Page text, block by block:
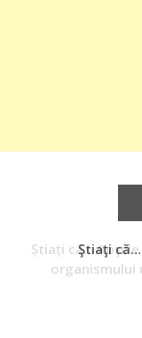
Ştiaţi
Știați că…
organismului